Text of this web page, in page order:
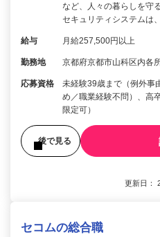
など、人々の暮らしを守
セキュリティシステムは
給与 月給257,500円以上
勤務地 京都府京都市山科区内各
応募資格
未経験39歳まで（例外事
め／職業経験不問）、
限定可）
後で見る
更新日：
セコムの総合職